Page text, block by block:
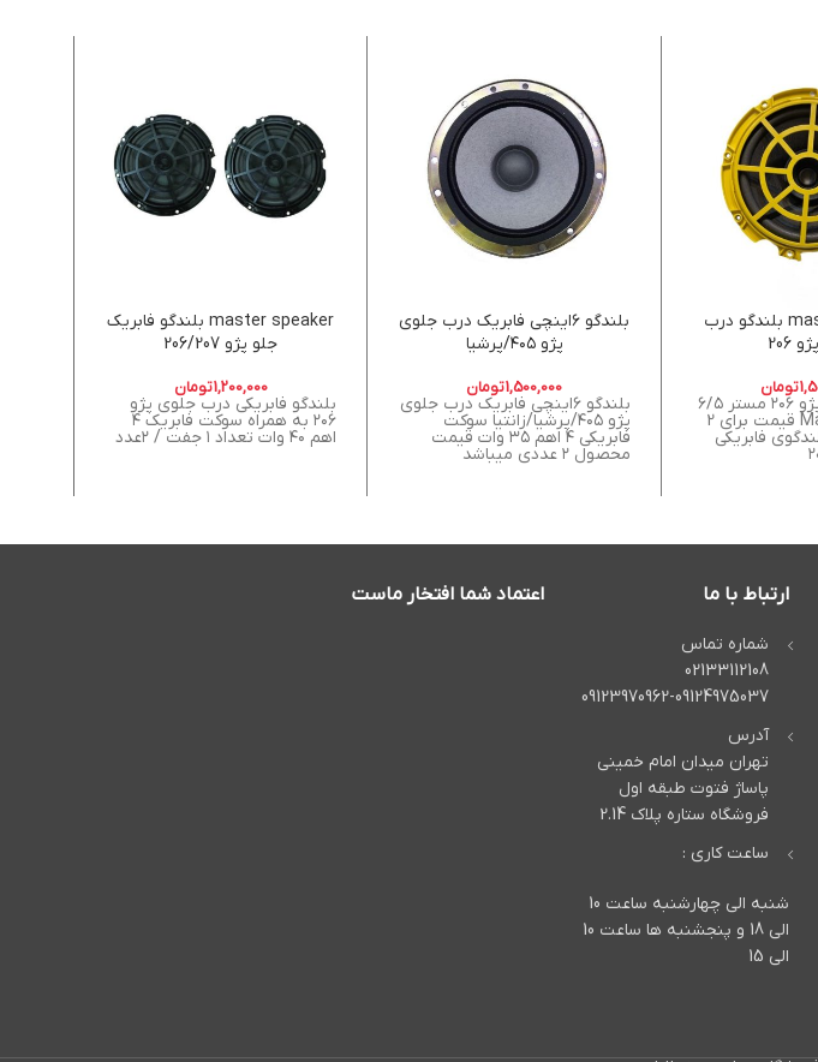
master speaker بلندگو درب
206
تومان
بلندگو فابریک پژو ۲۰۶ مستر ۶/۵
Master speaker قیمت برای 2
فابریکی
بلندگو ۶اینچی فابریک درب جلوی
پژو ۴۰۵/پرشیا
1,500,000تومان
بلندگو ۶اینچی فابریک درب جلوی
پژو ۴۰۵/پرشیا/زانتیا سوکت
فابریکی ۴ اهم ۳۵ وات قیمت
محصول ۲ عددی میباشد
master speaker بلندگو فابریک
جلو پژو 206/207
1,200,000تومان
بلندگو فابریکی درب جلوی پژو
۲۰۶ به همراه سوکت فابریک ۴
اهم ۴۰ وات تعداد ۱ جفت / ۲عدد
ارتباط با ما
شماره تماس
02133112108
09123970962-09124975037
آدرس
تهران میدان امام خمینی
پاساژ فتوت طبقه اول
فروشگاه ستاره پلاک 2.14
ساعت کاری :
شنبه الی چهارشنبه ساعت 10
الی 18 و پنجشنبه ها ساعت 10
الی 15
اعتماد شما افتخار ماست